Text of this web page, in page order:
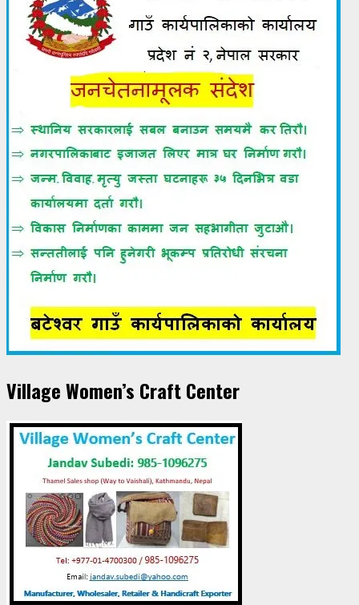
Village Women’s Craft Center